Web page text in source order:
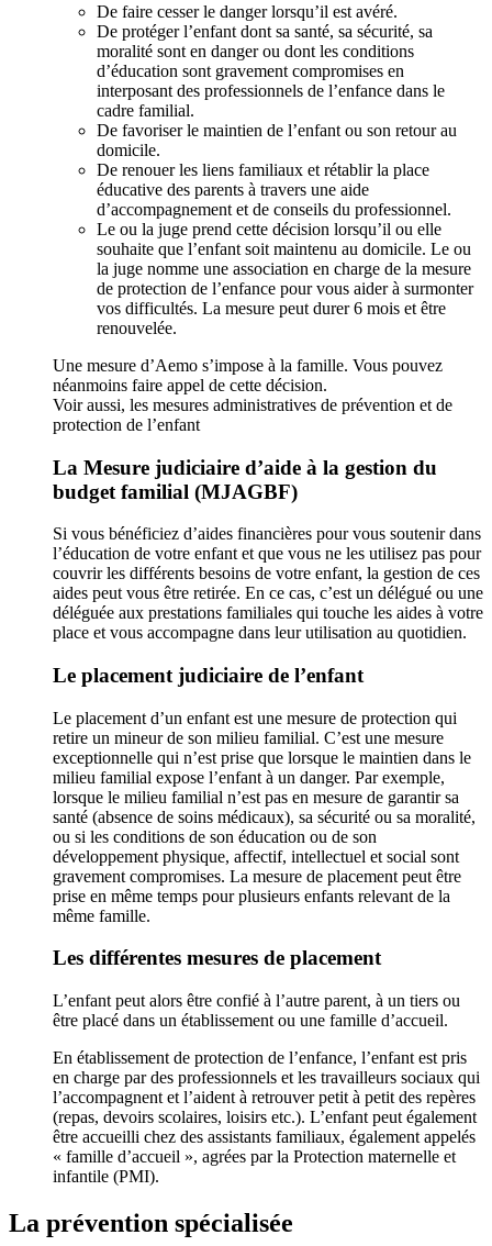
De faire cesser le danger lorsqu’il est avéré.
De protéger l’enfant dont sa santé, sa sécurité, sa
moralité sont en danger ou dont les conditions
d’éducation sont gravement compromises en
interposant des professionnels de l’enfance dans le
cadre familial.
De favoriser le maintien de l’enfant ou son retour au
domicile.
De renouer les liens familiaux et rétablir la place
éducative des parents à travers une aide
d’accompagnement et de conseils du professionnel.
Le ou la juge prend cette décision lorsqu’il ou elle
souhaite que l’enfant soit maintenu au domicile. Le ou
la juge nomme une association en charge de la mesure
de protection de l’enfance pour vous aider à surmonter
vos difficultés. La mesure peut durer 6 mois et être
renouvelée.
Une mesure d’Aemo s’impose à la famille. Vous pouvez
néanmoins faire appel de cette décision.
Voir aussi, les mesures administratives de prévention et de
protection de l’enfant
La Mesure judiciaire d’aide à la gestion du
budget familial (MJAGBF)
Si vous bénéficiez d’aides financières pour vous soutenir dans
l’éducation de votre enfant et que vous ne les utilisez pas pour
couvrir les différents besoins de votre enfant, la gestion de ces
aides peut vous être retirée. En ce cas, c’est un délégué ou une
déléguée aux prestations familiales qui touche les aides à votre
place et vous accompagne dans leur utilisation au quotidien.
Le placement judiciaire de l’enfant
Le placement d’un enfant est une mesure de protection qui
retire un mineur de son milieu familial. C’est une mesure
exceptionnelle qui n’est prise que lorsque le maintien dans le
milieu familial expose l’enfant à un danger. Par exemple,
lorsque le milieu familial n’est pas en mesure de garantir sa
santé (absence de soins médicaux), sa sécurité ou sa moralité,
ou si les conditions de son éducation ou de son
développement physique, affectif, intellectuel et social sont
gravement compromises. La mesure de placement peut être
prise en même temps pour plusieurs enfants relevant de la
même famille.
Les différentes mesures de placement
L’enfant peut alors être confié à l’autre parent, à un tiers ou
être placé dans un établissement ou une famille d’accueil.
En établissement de protection de l’enfance, l’enfant est pris
en charge par des professionnels et les travailleurs sociaux qui
l’accompagnent et l’aident à retrouver petit à petit des repères
(repas, devoirs scolaires, loisirs etc.). L’enfant peut également
être accueilli chez des assistants familiaux, également appelés
« famille d’accueil », agrées par la Protection maternelle et
infantile (PMI).
La prévention spécialisée